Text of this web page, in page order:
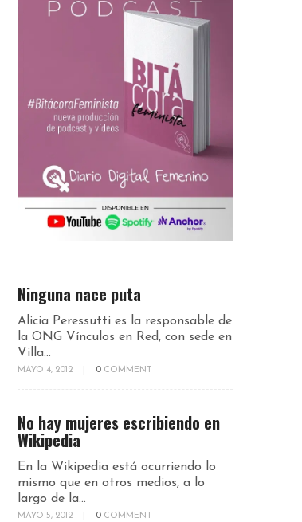
Ninguna nace puta
Alicia Peressutti es la responsable de
la ONG Vínculos en Red, con sede en
Villa...
MAYO 4, 2012 0 COMMENT
No hay mujeres escribiendo en
Wikipedia
En la Wikipedia está ocurriendo lo
mismo que en otros medios, a lo
largo de la...
MAYO 5, 2012 0 COMMENT